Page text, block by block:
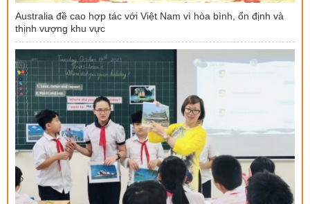
Australia đề cao hợp tác với Việt Nam vì hòa bình, ổn định và
thịnh vượng khu vực